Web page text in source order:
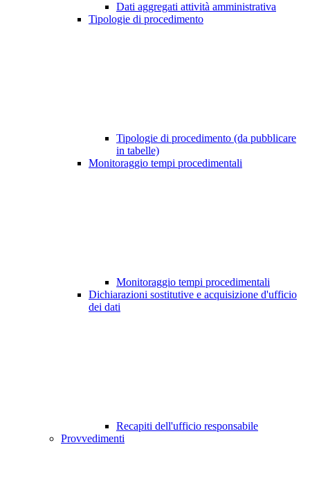
Dati aggregati attività amministrativa
Tipologie di procedimento
Tipologie di procedimento (da pubblicare
in tabelle)
Monitoraggio tempi procedimentali
Monitoraggio tempi procedimentali
Dichiarazioni sostitutive e acquisizione d'ufficio
dei dati
Recapiti dell'ufficio responsabile
Provvedimenti